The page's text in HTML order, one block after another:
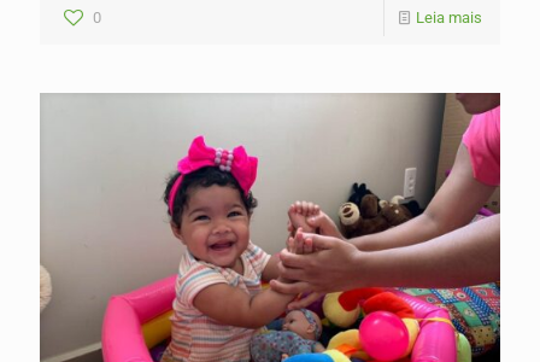
0 Leia mais